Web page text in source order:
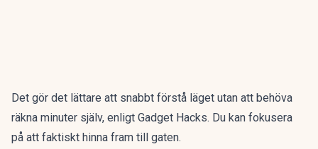
Det gör det lättare att snabbt förstå läget utan att behöva
räkna minuter själv, enligt Gadget Hacks. Du kan fokusera
på att faktiskt hinna fram till gaten.